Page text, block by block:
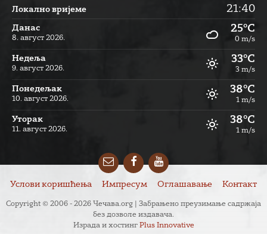
Локално вријеме 21:40
Данас
8. август 2026.
25°C
0 m/s
Недеља
9. август 2026.
33°C
3 m/s
Понедељак
10. август 2026.
38°C
1 m/s
Уторак
11. август 2026.
38°C
1 m/s
EmailFacebookYouTube
Услови коришћења Импресум Оглашавање Контакт
Copyright © 2006 - 2026 Чечава.org | Забрањено преузимање садржаја
без дозволе издавача.
Израда и хостинг Plus Innovative